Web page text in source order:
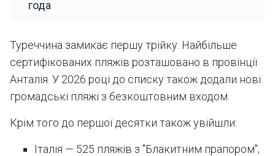
года
Туреччина замикає першу трійку. Найбільше
сертифікованих пляжів розташовано в провінції
Анталія. У 2026 році до списку також додали нові
громадські пляжі з безкоштовним входом.
Крім того до першої десятки також увійшли:
Італія — 525 пляжів з "Блакитним прапором";